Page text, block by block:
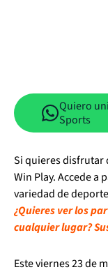
Quiero
Sports
Si quieres disfrutar
Win Play. Accede a
variedad de
¿Quieres ver los
cualquier lugar?
Este viernes 23 de